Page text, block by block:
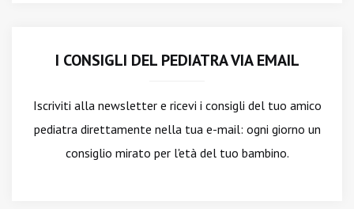
I CONSIGLI DEL PEDIATRA VIA EMAIL
Iscriviti alla newslettere ricevi i consigli del tuo amico
pediatra direttamente nella tua e-mail: ogni giorno un
consiglio mirato per l'età del tuo bambino.